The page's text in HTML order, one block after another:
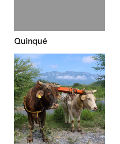
Quinqué